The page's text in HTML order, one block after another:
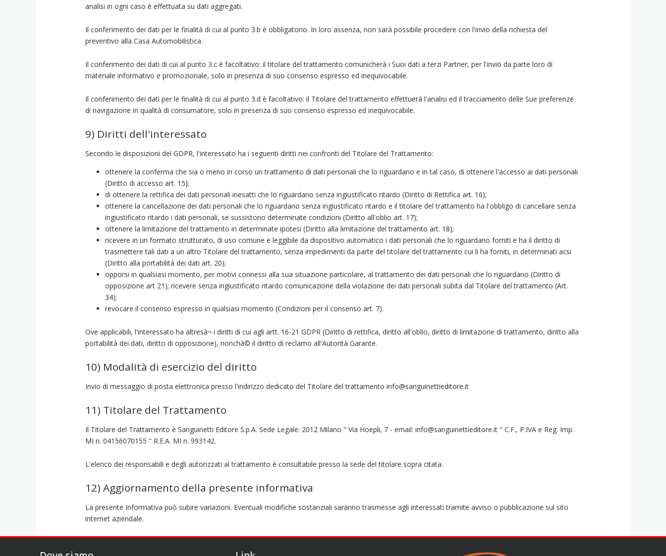
analisi in ogni caso è effettuata su dati aggregati.
Il conferimento dei dati per le finalità di cui al punto 3.b è obbligatorio. In loro assenza, non sarà possibile procedere con l'invio della richiesta del
preventivo alla Casa Automobilistica.
Il conferimento dei dati di cui al punto 3.c è facoltativo: il titolare del trattamento comunicherà i Suoi dati a terzi Partner, per l'invio da parte loro di
materiale informativo e promozionale, solo in presenza di suo consenso espresso ed inequivocabile.
Il conferimento dei dati per le finalità di cui al punto 3.d è facoltativo: il Titolare del trattamento effettuerà l'analisi ed il tracciamento delle Sue preferenze
di navigazione in qualità di consumatore, solo in presenza di suo consenso espresso ed inequivocabile.
9) Diritti dell'interessato
Secondo le disposizioni del GDPR, l'interessato ha i seguenti diritti nei confronti del Titolare del Trattamento:
ottenere la conferma che sia o meno in corso un trattamento di dati personali che lo riguardano e in tal caso, di ottenere l'accesso ai dati personali
(Diritto di accesso art. 15);
di ottenere la rettifica dei dati personali inesatti che lo riguardano senza ingiustificato ritardo (Diritto di Rettifica art. 16);
ottenere la cancellazione dei dati personali che lo riguardano senza ingiustificato ritardo e il titolare del trattamento ha l'obbligo di cancellare senza
ingiustificato ritardo i dati personali, se sussistono determinate condizioni (Diritto all'oblio art. 17);
ottenere la limitazione del trattamento in determinate ipotesi (Diritto alla limitazione del trattamento art. 18);
ricevere in un formato strutturato, di uso comune e leggibile da dispositivo automatico i dati personali che lo riguardano forniti e ha il diritto di
trasmettere tali dati a un altro Titolare del trattamento, senza impedimenti da parte del titolare del trattamento cui li ha forniti, in determinati acsi
(Diritto alla portabilità dei dati art. 20);
opporsi in qualsiasi momento, per motivi connessi alla sua situazione particolare, al trattamento dei dati personali che lo riguardano (Diritto di
opposizione art 21); ricevere senza ingiustificato ritardo comunicazione della violazione dei dati personali subita dal Titolare del trattamento (Art.
34);
revocare il consenso espresso in qualsiasi momento (Condizioni per il consenso art. 7).
Ove applicabili, l'interessato ha altresà¬ i diritti di cui agli artt. 16-21 GDPR (Diritto di rettifica, diritto all'oblio, diritto di limitazione di trattamento, diritto alla
portabilità dei dati, diritto di opposizione), nonchà© il diritto di reclamo all'Autorità Garante.
10) Modalità di esercizio del diritto
Invio di messaggio di posta elettronica presso l'indirizzo dedicato del Titolare del trattamento info@sanguinettieditore.it
11) Titolare del Trattamento
Il Titolare del Trattamento è Sanguinetti Editore S.p.A. Sede Legale: 2012 Milano " Via Hoepli, 7 - email: info@sanguinettieditore.it " C.F., P.IVA e Reg. Imp.
MI n. 04156070155 " R.E.A. MI n. 993142.
L'elenco dei responsabili e degli autorizzati al trattamento è consultabile presso la sede del titolare sopra citata.
12) Aggiornamento della presente informativa
La presente Informativa può subire variazioni. Eventuali modifiche sostanziali saranno trasmesse agli interessati tramite avviso o pubblicazione sul sito
internet aziendale.